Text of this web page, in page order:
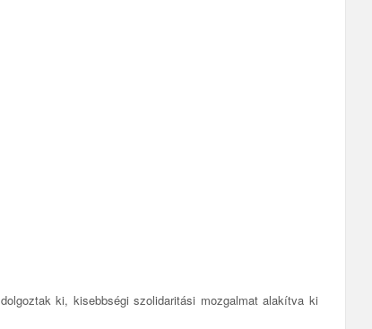
ki, kisebbségi szolidaritási mozgalmat alakítva ki